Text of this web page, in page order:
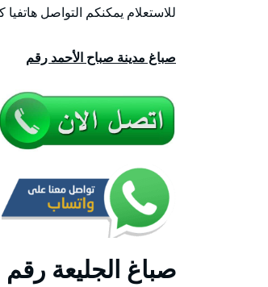
للاستعلام يمكنكم التواصل
صباغ مدينة صباح الأحمد رقم
صباغ الجليعة رقم